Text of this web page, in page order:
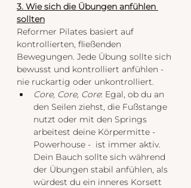
3. Wie sich die Übungen anfühlen
sollten
Reformer Pilates basiert auf
kontrollierten, fließenden
Bewegungen. Jede Übung sollte sich
bewusst und kontrolliert anfühlen -
nie ruckartig oder unkontrolliert.
Core, Core, Core: Egal, ob du an
den Seilen ziehst, die Fußstange
nutzt oder mit den Springs
arbeitest deine Körpermitte -
Powerhouse -  ist immer aktiv.
Dein Bauch sollte sich während
der Übungen stabil anfühlen, als
würdest du ein inneres Korsett